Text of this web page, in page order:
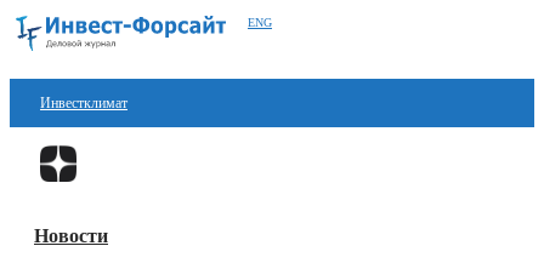
ENG
Инвестклимат
Финансы
Блокчейн
Новости